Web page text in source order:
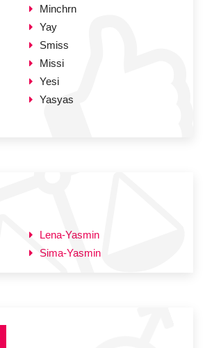
Minchrn
Yay
Smiss
Missi
Yesi
Yasyas
Lena-Yasmin
Sima-Yasmin